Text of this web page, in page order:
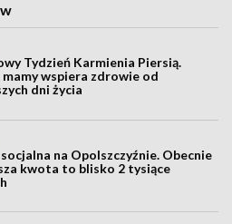
Tydzień Karmienia Piersią.
wspiera zdrowie od
dni życia
na Opolszczyźnie. Obecnie
kwota to blisko 2 tysiące